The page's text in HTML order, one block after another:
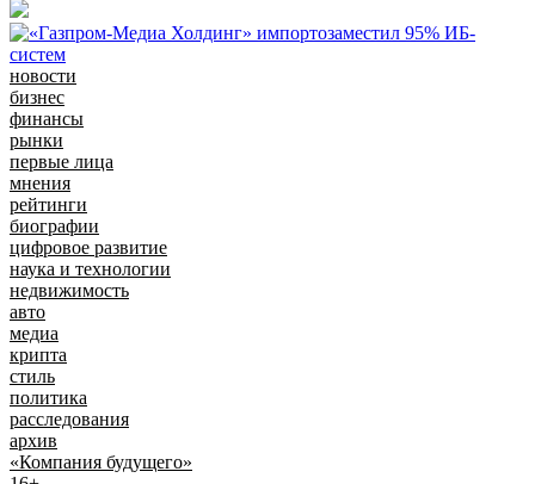
новости
бизнес
финансы
рынки
первые лица
мнения
рейтинги
биографии
цифровое развитие
наука и технологии
недвижимость
авто
медиа
крипта
стиль
политика
расследования
архив
«Компания будущего»